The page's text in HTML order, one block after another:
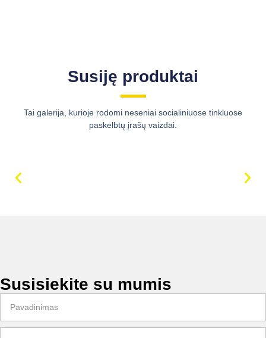
Susiję produktai
Tai galerija, kurioje rodomi neseniai socialiniuose tinkluose
paskelbtų įrašų vaizdai.
Susisiekite su mumis